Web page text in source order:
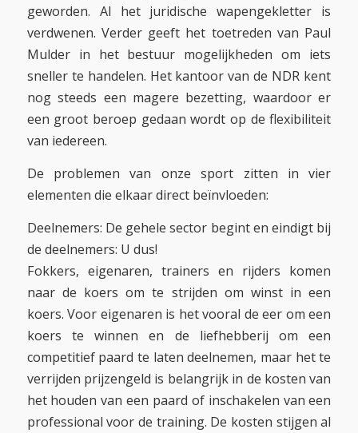
geworden. Al het juridische wapengekletter is
verdwenen. Verder geeft het toetreden van Paul
Mulder in het bestuur mogelijkheden om iets
sneller te handelen. Het kantoor van de NDR kent
nog steeds een magere bezetting, waardoor er
een groot beroep gedaan wordt op de flexibiliteit
van iedereen.
De problemen van onze sport zitten in vier
elementen die elkaar direct beïnvloeden:
Deelnemers: De gehele sector begint en eindigt bij
de deelnemers: U dus!
Fokkers, eigenaren, trainers en rijders komen
naar de koers om te strijden om winst in een
koers. Voor eigenaren is het vooral de eer om een
koers te winnen en de liefhebberij om een
competitief paard te laten deelnemen, maar het te
verrijden prijzengeld is belangrijk in de kosten van
het houden van een paard of inschakelen van een
professional voor de training. De kosten stijgen al